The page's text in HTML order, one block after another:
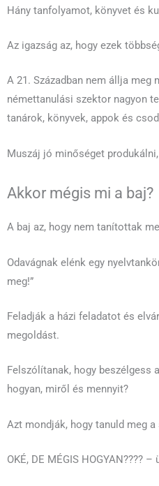
Hány tanfolyamot, könyvet és
Az igazság az, hogy ezek
A 21. Században nem állja meg
némettanulási szektor nagyon
tanárok, könyvek, appok és
Muszáj jó minőséget
Akkor mégis mi a baj?
A baj az, hogy nem tanítottak
Odavágnak elénk egy
meg!”
Feladják a házi feladatot és
megoldást.
Felszólítanak, hogy beszélgess
hogyan, miről és mennyit?
Azt mondják, hogy tanuld meg
OKÉ, DE MÉGIS HOGYAN????